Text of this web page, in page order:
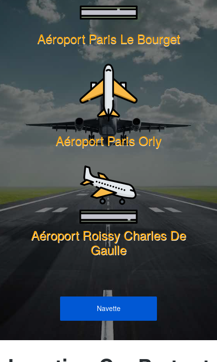
Aéroport Paris Le Bourget
Aéroport Paris Orly
Aéroport Roissy Charles De
Gaulle
Navette